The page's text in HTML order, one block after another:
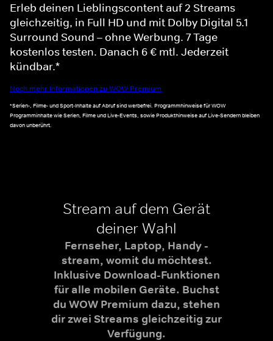
Erleb deinen Lieblingscontent auf 2 Streams
gleichzeitig, in Full HD und mit Dolby Digital 5.1
Surround Sound – ohne Werbung. 7 Tage
kostenlos testen. Danach 6 € mtl. Jederzeit
kündbar.*
Noch mehr Informationen zu WOW Premium
*Serien-, Filme- und Sport-Inhalte auf Abruf sind werbefrei. Programmhinweise für WOW
Programminhalte wie Serien, Filme und Live-Events, sowie Produkthinweise auf Live-Sendern bleiben
davon unberührt.
Stream auf dem Gerät
deiner Wahl
Fernseher, Laptop, Handy -
stream, womit du möchtest.
Inklusive Download-Funktionen
für alle mobilen Geräte. Buchst
du WOW Premium dazu, stehen
dir zwei Streams gleichzeitig zur
Verfügung.